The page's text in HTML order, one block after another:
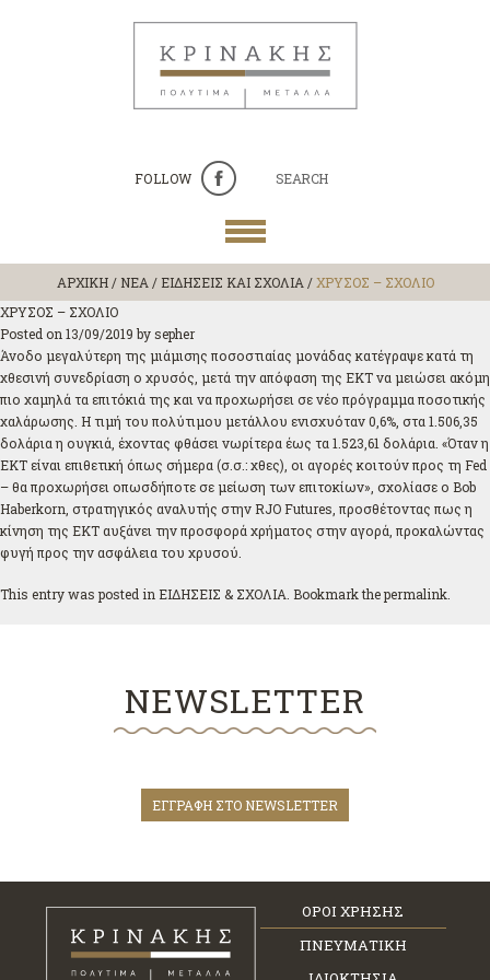
FOLLOW SEARCH
ΑΡΧΙΚΗ/ ΝΕΑ / ΕΙΔΗΣΕΙΣ ΚΑΙ ΣΧΟΛΙΑ /ΧΡΥΣΟΣ – ΣΧΟΛΙΟ
ΧΡΥΣΟΣ – ΣΧΟΛΙΟ
Posted on 13/09/2019 bysepher
Άνοδο μεγαλύτερη της μιάμισης ποσοστιαίας μονάδας κατέγραψε κατά τη
χθεσινή συνεδρίαση ο χρυσός, μετά την απόφαση της ΕΚΤ να μειώσει ακόμη
πιο χαμηλά τα επιτόκιά της και να προχωρήσει σε νέο πρόγραμμα ποσοτικής
χαλάρωσης. Η τιμή του πολύτιμου μετάλλου ενισχυόταν 0,6%, στα 1.506,35
δολάρια η ουγκιά, έχοντας φθάσει νωρίτερα έως τα 1.523,61 δολάρια. «Όταν η
ΕΚΤ είναι επιθετική όπως σήμερα (σ.σ.: χθες), οι αγορές κοιτούν προς τη Fed
– θα προχωρήσει οπωσδήποτε σε μείωση των επιτοκίων», σχολίασε ο Bob
Haberkorn, στρατηγικός αναλυτής στην RJO Futures, προσθέτοντας πως η
κίνηση της ΕΚΤ αυξάνει την προσφορά χρήματος στην αγορά, προκαλώντας
φυγή προς την ασφάλεια του χρυσού.
This entry was posted in ΕΙΔΗΣΕΙΣ & ΣΧΟΛΙΑ . Bookmark thepermalink
NEWSLETTER
ΕΓΓΡΑΦΗ ΣΤΟ NEWSLETTER
ΟΡΟΙ ΧΡΗΣΗΣ
ΠΝΕΥΜΑΤΙΚΗ